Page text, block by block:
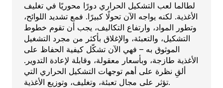
لطالما لعب التشكيل الحراري دورًا محوريًا في تغليف
الأغذية. لكنه يواجه الآن تحولًا كبيرًا. فمع تشديد اللوائح،
وتطور المواد، وارتفاع التكاليف، يجب أن تقوم خطوط
التشكيل، والتعبئة، والإغلاق بأكثر من مجرد التشغيل
الموثوق به – فهي الآن تشكّل كيفية الحفاظ على
الأغذية طازجة، وبأسعار معقولة، وقابلة لإعادة التدوير.
ألقِ نظرة على أهم توجهات التشكيل الحراري التي
تؤثر على مجال تعبئة، وتغليف، وتوزيع الأغذية.